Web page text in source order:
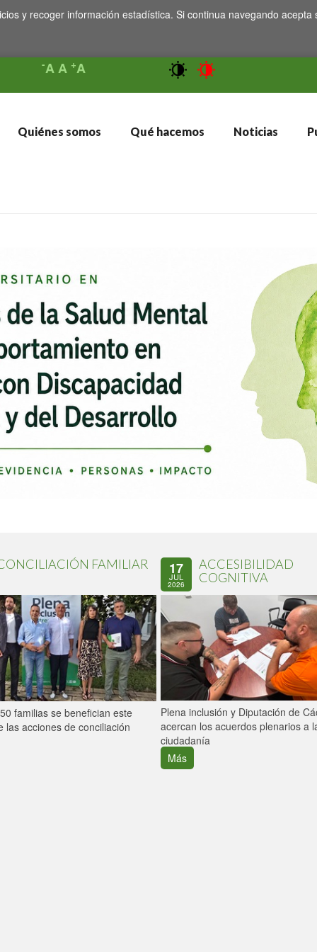
y recoger información estadística. Si continua navegando acepta
-AA +A
Quiénes somos Qué hacemos Noticias
FAMILIAR
familias se benefician este
las acciones de conciliación
17
JUL
2026
ACCESIBILIDAD
COGNITIVA
Plena inclusión y Diputación de
acercan los acuerdos plenarios a
ciudadanía
Más